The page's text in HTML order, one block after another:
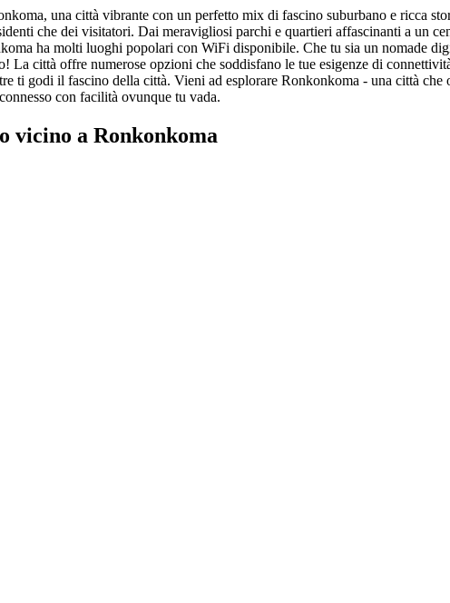
una città vibrante con un perfetto mix di fascino suburbano e ricca
che dei visitatori. Dai meravigliosi parchi e quartieri affascinanti a un
ha molti luoghi popolari con WiFi disponibile. Che tu sia un nomade
La città offre numerose opzioni che soddisfano le tue esigenze di
ti godi il fascino della città. Vieni ad esplorare Ronkonkoma - una città
con facilità ovunque tu vada.
vicino a Ronkonkoma